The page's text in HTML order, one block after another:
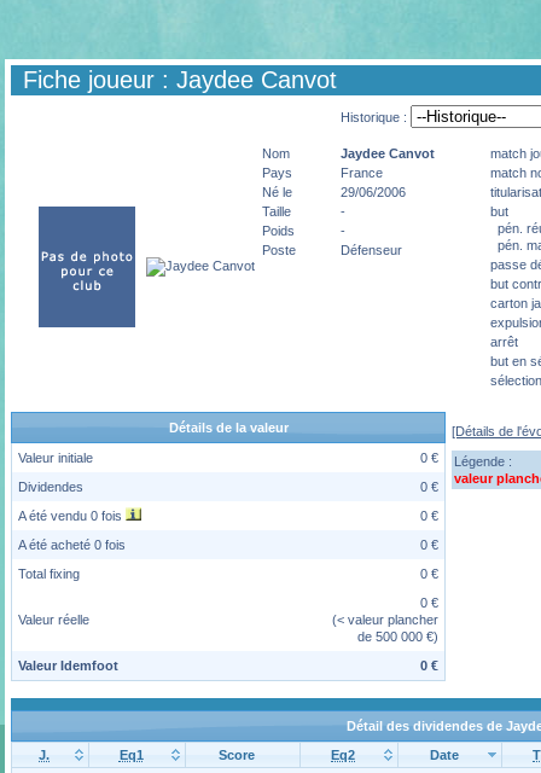
Fiche joueur : Jaydee Canvot
Historique :
Nom Jaydee Canvot
Pays
France
Né le
29/06/2006
Taille
-
Poids
-
Poste
Défenseur
match
match
but
pén.
pén.
passe
but
carton
arrêt
but en
sélection
Détails de la valeur
Valeur initiale
0 €
Dividendes
0 €
A été vendu 0 fois
0 €
A été acheté 0 fois
0 €
Total fixing
0 €
Valeur réelle
0 €
(< valeur plancher
de 500 000 €)
Valeur Idemfoot
0 €
[Détails de
Légende :
valeur
Détail des dividendes de
J.
Eq1 Score Eq2 Date